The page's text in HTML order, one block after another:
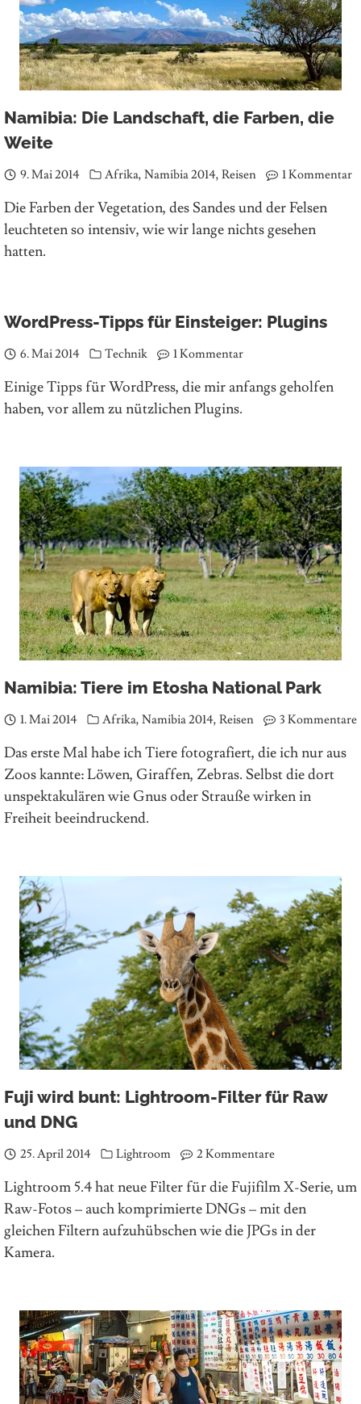
Namibia: Die Landschaft, die Farben, die
Weite
9. Mai 2014 Afrika, Namibia 2014, Reisen 1 Kommentar
Die Farben der Vegetation, des Sandes und der Felsen
leuchteten so intensiv, wie wir lange nichts gesehen
hatten.
WordPress-Tipps für Einsteiger: Plugins
6. Mai 2014 Technik 1 Kommentar
Einige Tipps für WordPress, die mir anfangs geholfen
haben, vor allem zu nützlichen Plugins.
Namibia: Tiere im Etosha National Park
1. Mai 2014 Afrika, Namibia 2014, Reisen 3 Kommentare
Das erste Mal habe ich Tiere fotografiert, die ich nur aus
Zoos kannte: Löwen, Giraffen, Zebras. Selbst die dort
unspektakulären wie Gnus oder Strauße wirken in
Freiheit beeindruckend.
Fuji wird bunt: Lightroom-Filter für Raw
und DNG
25. April 2014 Lightroom 2 Kommentare
Lightroom 5.4 hat neue Filter für die Fujifilm X-Serie, um
Raw-Fotos – auch komprimierte DNGs – mit den
gleichen Filtern aufzuhübschen wie die JPGs in der
Kamera.